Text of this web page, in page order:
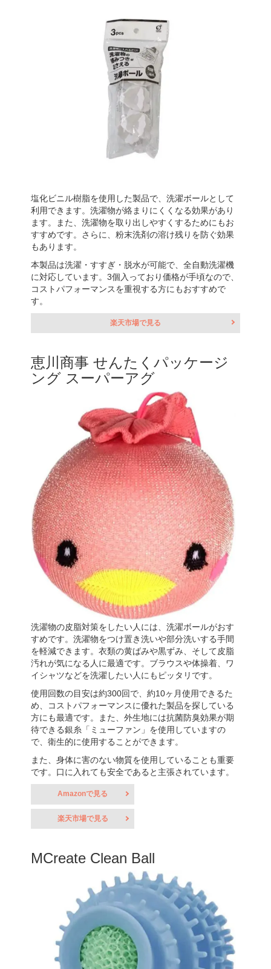
塩化ビニル樹脂を使用した製品で、洗濯ボールとして
利用できます。洗濯物が絡まりにくくなる効果があり
ます。また、洗濯物を取り出しやすくするためにもお
すすめです。さらに、粉末洗剤の溶け残りを防ぐ効果
もあります。
本製品は洗濯・すすぎ・脱水が可能で、全自動洗濯機
に対応しています。3個入っており価格が手頃なので、
コストパフォーマンスを重視する方にもおすすめで
す。
楽天市場で見る
恵川商事 せんたくパッケージ
ング スーパーアグ
洗濯物の皮脂対策をしたい人には、洗濯ボールがおす
すめです。洗濯物をつけ置き洗いや部分洗いする手間
を軽減できます。衣類の黄ばみや黒ずみ、そして皮脂
汚れが気になる人に最適です。ブラウスや体操着、ワ
イシャツなどを洗濯したい人にもピッタリです。
使用回数の目安は約300回で、約10ヶ月使用できるた
め、コストパフォーマンスに優れた製品を探している
方にも最適です。また、外生地には抗菌防臭効果が期
待できる銀糸「ミューファン」を使用していますの
で、衛生的に使用することができます。
また、身体に害のない物質を使用していることも重要
です。口に入れても安全であると主張されています。
Amazonで見る
楽天市場で見る
MCreate Clean Ball